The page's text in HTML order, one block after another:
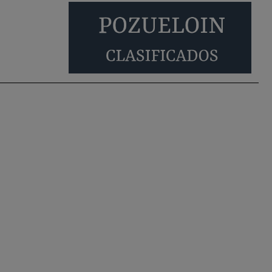
Pozuelo de Alarcón
definitivamente Huerta
Grande: las obras …